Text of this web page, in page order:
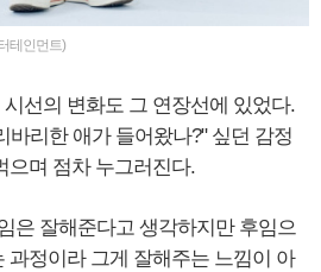
테인먼트)
선의 변화도 그 연장선에 있었다.
바리한 애가 들어왔나?" 싶던 감정
으며 점차 누그러진다.
은 잘해준다고 생각하지만 후임으
과정이라 그게 잘해주는 느낌이 아